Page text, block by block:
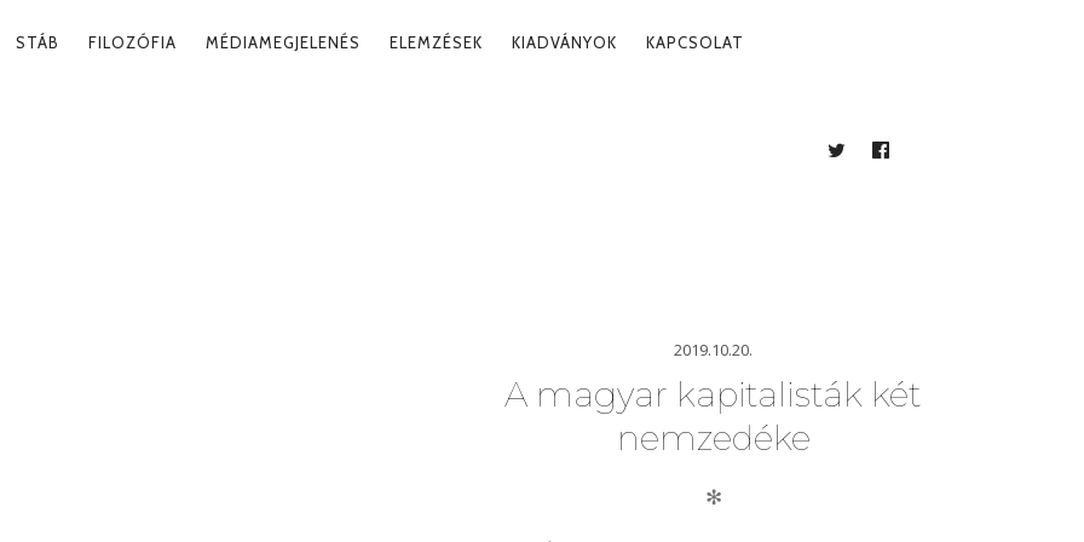
STÁB FILOZÓFIA MÉDIAMEGJELENÉS ELEMZÉSEK KIADVÁNYOK KAPCSOLAT
TWITTERFACEBOOK
2019.10.20.
A magyar kapitalisták két
nemzedéke
✻